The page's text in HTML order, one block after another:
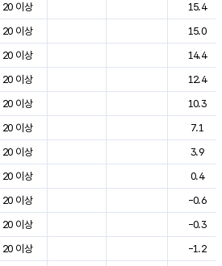
20 이상
15.4
20 이상
15.0
20 이상
14.4
20 이상
12.4
20 이상
10.3
20 이상
7.1
20 이상
3.9
20 이상
0.4
20 이상
-0.6
20 이상
-0.3
20 이상
-1.2